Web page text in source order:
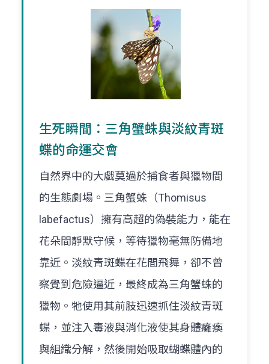
生死瞬間：三角蟹蛛與淡紋青斑
蝶的命運交會
自然界中的大戲莫過於捕食者與獵物間
的生態劇場。三角蟹蛛（Thomisus
labefactus）擁有高超的偽裝能力，能在
花朵間靜默守候，等待獵物毫無防備地
靠近。淡紋青斑蝶在花間飛舞，卻不曾
察覺到危險逼近，最終成為三角蟹蛛的
獵物。牠使用其前肢迅速抓住淡紋青斑
蝶，並注入毒液與消化液使其身體癱瘓
與組織分解，然後開始吸取蝴蝶體內的